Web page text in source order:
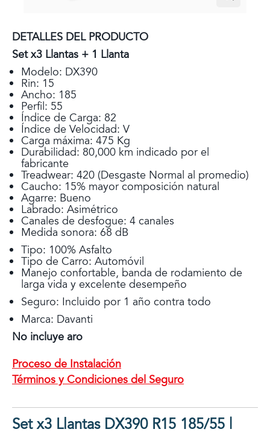
DETALLES DEL PRODUCTO
Set x3 Llantas + 1 Llanta
Modelo: DX390
Rin: 15
Ancho: 185
Perfil: 55
Índice de Carga: 82
Índice de Velocidad: V
Carga máxima: 475 Kg
Durabilidad: 80,000 km indicado por el
fabricante
Treadwear: 420 (Desgaste Normal al promedio)
Caucho: 15% mayor composición natural
Agarre: Bueno
Labrado: Asimétrico
Canales de desfogue: 4 canales
Medida sonora: 68 dB
Tipo: 100% Asfalto
Tipo de Carro: Automóvil
Manejo confortable, banda de rodamiento de
larga vida y excelente desempeño
Seguro: Incluido por 1 año contra todo
Marca: Davanti
No incluye aro
Proceso de Instalación
Términos y Condiciones del Seguro
Set x3 Llantas DX390 R15 185/55 |